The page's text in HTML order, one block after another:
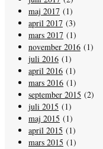
maj 2017 (1)
april 2017 (3)
mars 2017 (1)
november 2016 (1)
juli 2016 (1)
april 2016 (1)
mars 2016 (1)
september 2015 (2)
juli 2015 (1)
maj 2015 (1)
april 2015 (1)
mars 2015 (1)